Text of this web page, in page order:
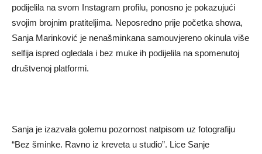
podijelila na svom Instagram profilu, ponosno je pokazujući
svojim brojnim pratiteljima. Neposredno prije početka showa,
Sanja Marinković je nenašminkana samouvjereno okinula više
selfija ispred ogledala i bez muke ih podijelila na spomenutoj
društvenoj platformi.
Sanja je izazvala golemu pozornost natpisom uz fotografiju
“Bez šminke. Ravno iz kreveta u studio”. Lice Sanje